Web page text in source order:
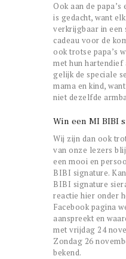
Ook aan de
is gedacht, want
verkrijgbaar in een
cadeau voor de
ook trotse papa’s
met hun hartendief
gelijk de speciale
mama en kind,
niet dezelfde
Win een MI BIBI
Wij zijn dan ook
van onze lezers
een mooi en
BIBI signature.
BIBI signature
reactie hier onder
Facebook pagina
aanspreekt en
met vrijdag 24
Zondag 26
bekend.